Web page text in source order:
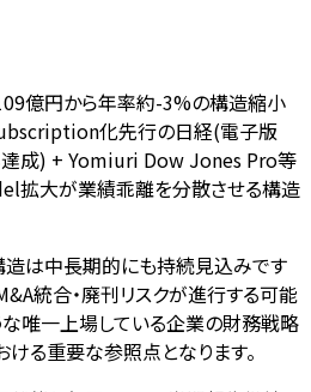
億円から年率約-3%の構造縮小
化先行の日経(電子版
成) + Yomiuri Dow Jones Pro等
大が業績乖離を分散させる構造
は中長期的にも持続見込みです
統合・廃刊リスクが進行する可能
唯一上場している企業の財務戦略
る重要な参照点となります。